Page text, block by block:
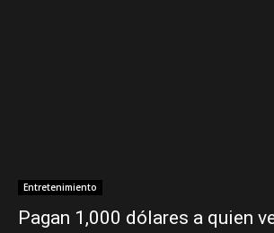
Entretenimiento
Pagan 1,000 dólares a quien